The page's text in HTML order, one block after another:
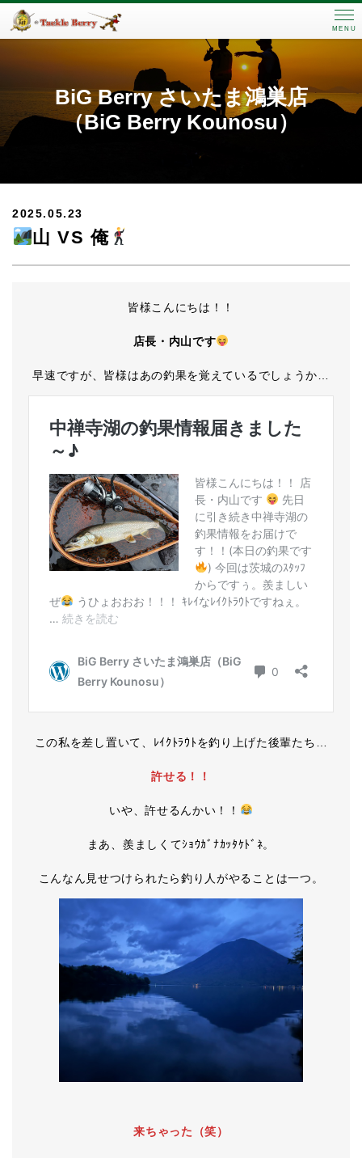
MENU
BiG Berry さいたま鴻巣店
（BiG Berry Kounosu）
2025.05.23
山 VS 俺
皆様こんにちは！！
店長・内山です
早速ですが、皆様はあの釣果を覚えているでしょうか…
この私を差し置いて、ﾚｲｸﾄﾗｳﾄを釣り上げた後輩たち…
許せる！！
いや、許せるんかい！！
まあ、羨ましくてｼｮｳｶﾞﾅｶｯﾀｹﾄﾞﾈ。
こんなん見せつけられたら釣り人がやることは一つ。
来ちゃった（笑）